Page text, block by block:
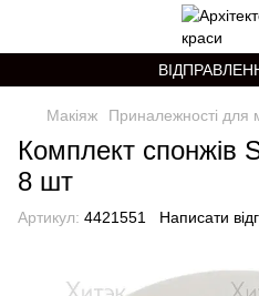
Макіяж Приналежності для
Комплект спонжів
8 шт
Артикул: 4421551 Написати